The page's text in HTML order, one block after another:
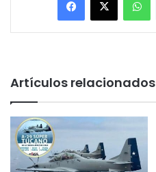
Artículos relacionados